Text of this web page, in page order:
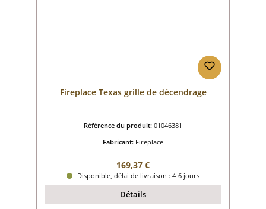
Fireplace Texas grille de décendrage
Référence du produit: 01046381
Fabricant: Fireplace
Prix régulier :
169,37 €
Disponible, délai de livraison : 4-6 jours
Détails